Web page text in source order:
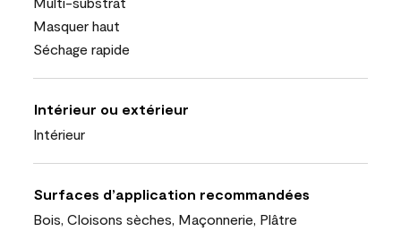
Masquer haut
Séchage rapide
Intérieur ou extérieur
Intérieur
Surfaces d’application recommandées
Bois, Cloisons sèches, Maçonnerie, Plâtre